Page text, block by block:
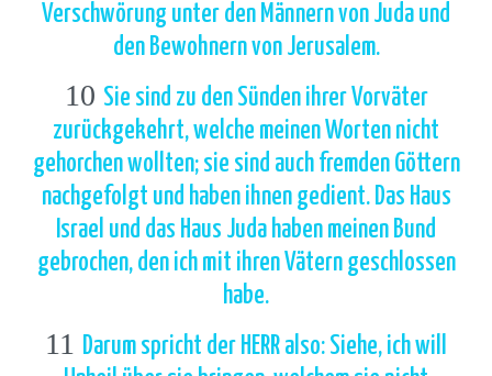
Verschwörung unter den Männern von Juda und
den Bewohnern von Jerusalem.
10 Sie sind zu den Sünden ihrer Vorväter
zurückgekehrt, welche meinen Worten nicht
gehorchen wollten; sie sind auch fremden Göttern
nachgefolgt und haben ihnen gedient. Das Haus
Israel und das Haus Juda haben meinen Bund
gebrochen, den ich mit ihren Vätern geschlossen
habe.
11
Darum spricht der HERR also: Siehe, ich will